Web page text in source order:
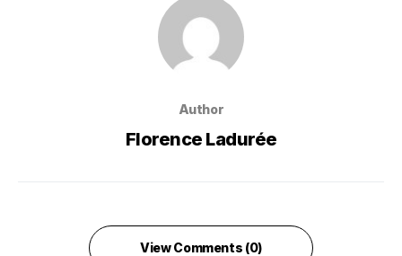
Author
Florence Ladurée
View Comments (0)